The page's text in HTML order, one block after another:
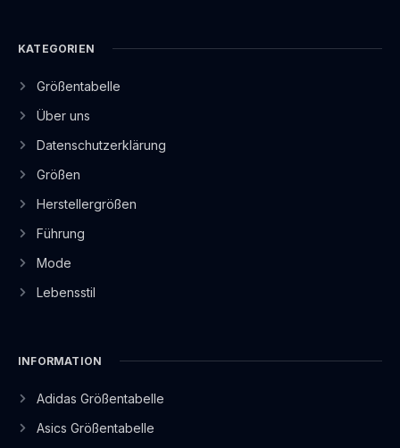
KATEGORIEN
Größentabelle
Über uns
Datenschutzerklärung
Größen
Herstellergrößen
Führung
Mode
Lebensstil
INFORMATION
Adidas Größentabelle
Asics Größentabelle